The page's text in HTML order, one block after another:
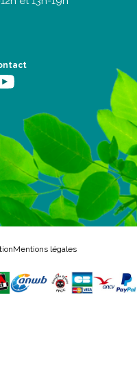
terredentente/
www.instagram.com/
https://youtu.be/
Mentions légales